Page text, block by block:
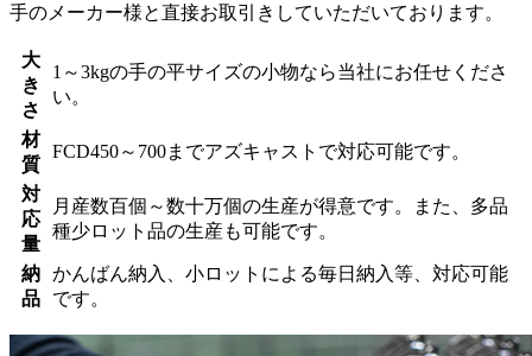
手のメーカー様と直接お取引きしていただいております。
大
き
さ
1～3kgの手の平サイズの小物なら当社にお任せくださ
い。
材
質
FCD450～700までアズキャストで対応可能です。
対
応
量
月産数百個～数十万個の生産が得意です。また、多品
種少ロット品の生産も可能です。
納
品
かんばん納入、小ロットによる毎日納入等、対応可能
です。